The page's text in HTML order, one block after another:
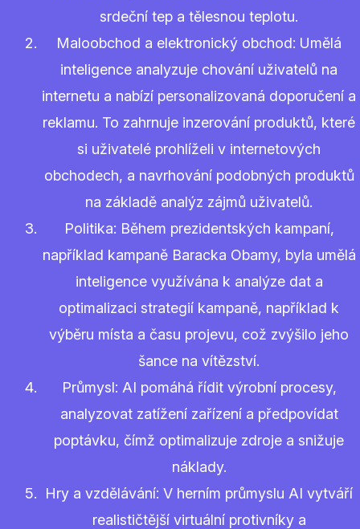
srdeční tep a tělesnou teplotu.
Maloobchod a elektronický obchod: Umělá
inteligence analyzuje chování uživatelů na
internetu a nabízí personalizovaná doporučení a
reklamu. To zahrnuje inzerování produktů, které
si uživatelé prohlíželi v internetových
obchodech, a navrhování podobných produktů
na základě analýz zájmů uživatelů.
Politika: Během prezidentských kampaní,
například kampaně Baracka Obamy, byla umělá
inteligence využívána k analýze dat a
optimalizaci strategií kampaně, například k
výběru místa a času projevu, což zvýšilo jeho
šance na vítězství.
Průmysl: AI pomáhá řídit výrobní procesy,
analyzovat zatížení zařízení a předpovídat
poptávku, čímž optimalizuje zdroje a snižuje
náklady.
Hry a vzdělávání: V herním průmyslu AI vytváří
realističtější virtuální protivníky a